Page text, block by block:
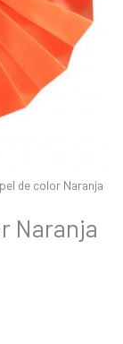
de color Naranja
Naranja